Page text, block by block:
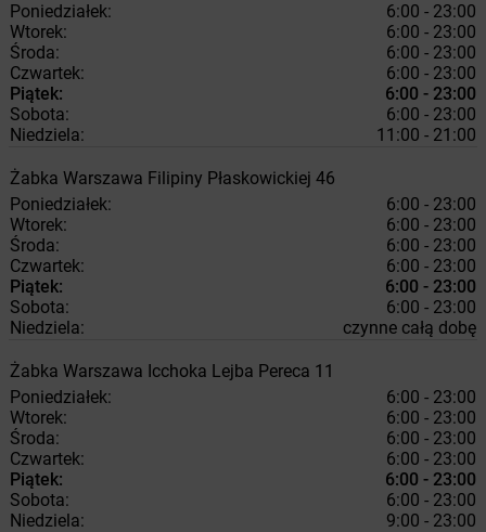
Poniedziałek:
6:00 - 23:00
Wtorek:
6:00 - 23:00
Środa:
6:00 - 23:00
Czwartek:
6:00 - 23:00
Piątek:
6:00 - 23:00
Sobota:
6:00 - 23:00
Niedziela:
11:00 - 21:00
Żabka Warszawa Filipiny Płaskowickiej 46
Poniedziałek:
6:00 - 23:00
Wtorek:
6:00 - 23:00
Środa:
6:00 - 23:00
Czwartek:
6:00 - 23:00
Piątek:
6:00 - 23:00
Sobota:
6:00 - 23:00
Niedziela:
czynne całą dobę
Żabka Warszawa Icchoka Lejba Pereca 11
Poniedziałek:
6:00 - 23:00
Wtorek:
6:00 - 23:00
Środa:
6:00 - 23:00
Czwartek:
6:00 - 23:00
Piątek:
6:00 - 23:00
Sobota:
6:00 - 23:00
Niedziela:
9:00 - 23:00